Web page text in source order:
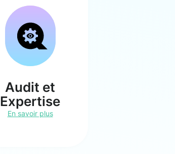
Audit et
Expertise
En savoir plus